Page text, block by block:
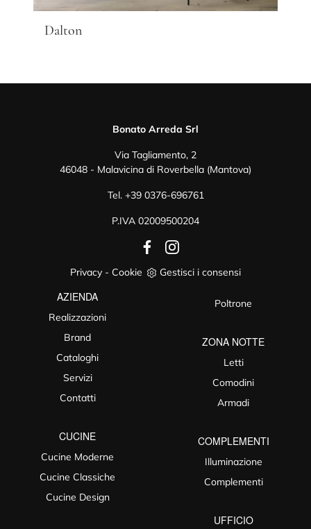
Dalton
Bonato Arreda Srl
Via Tagliamento, 2
46048 - Malavicina di Roverbella (Mantova)
Tel. +39 0376-696761
P.IVA 02009500204
Privacy - Cookie Gestisci i consensi
AZIENDA
Realizzazioni
Brand
Cataloghi
Servizi
Contatti
CUCINE
Cucine Moderne
Cucine Classiche
Cucine Design
Poltrone
ZONA NOTTE
Letti
Comodini
Armadi
COMPLEMENTI
Illuminazione
Complementi
UFFICIO